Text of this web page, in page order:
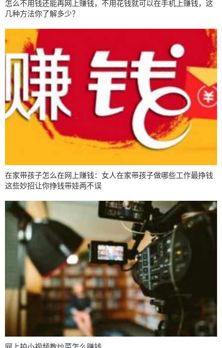
怎么不用钱还能再网上赚钱，不用花钱就可以在手机上赚钱，这
几种方法你了解多少？
在家带孩子怎么在网上赚钱：女人在家带孩子做哪些工作最挣钱
这些妙招让你挣钱带娃两不误